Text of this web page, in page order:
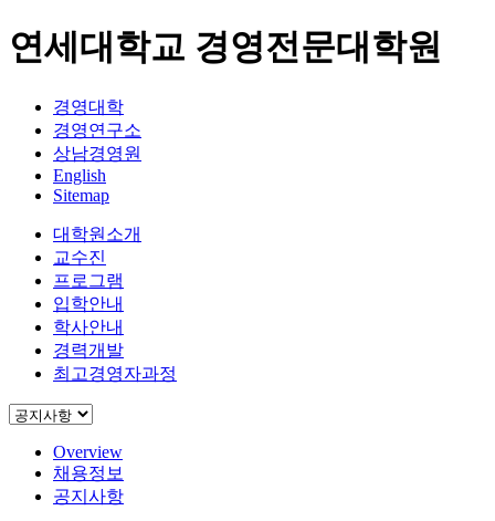
연세대학교 경영전문대학원
경영대학
경영연구소
상남경영원
English
Sitemap
대학원소개
교수진
프로그램
입학안내
학사안내
경력개발
최고경영자과정
Overview
채용정보
공지사항